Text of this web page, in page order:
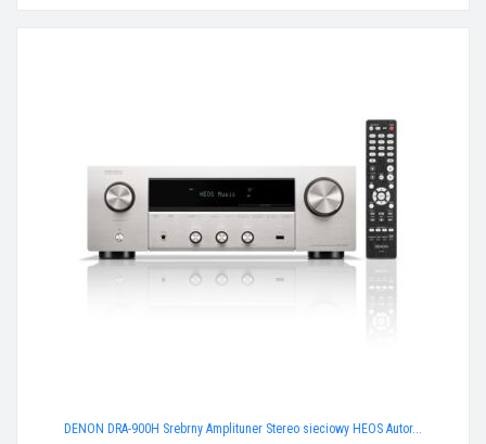
DENON DRA-900H Srebrny Amplituner Stereo sieciowy HEOS Autor...